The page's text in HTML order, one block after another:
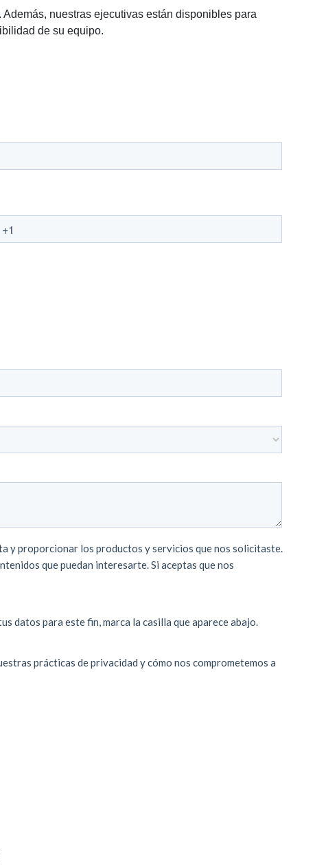
nuestras ejecutivas están disponibles para
de su equipo.